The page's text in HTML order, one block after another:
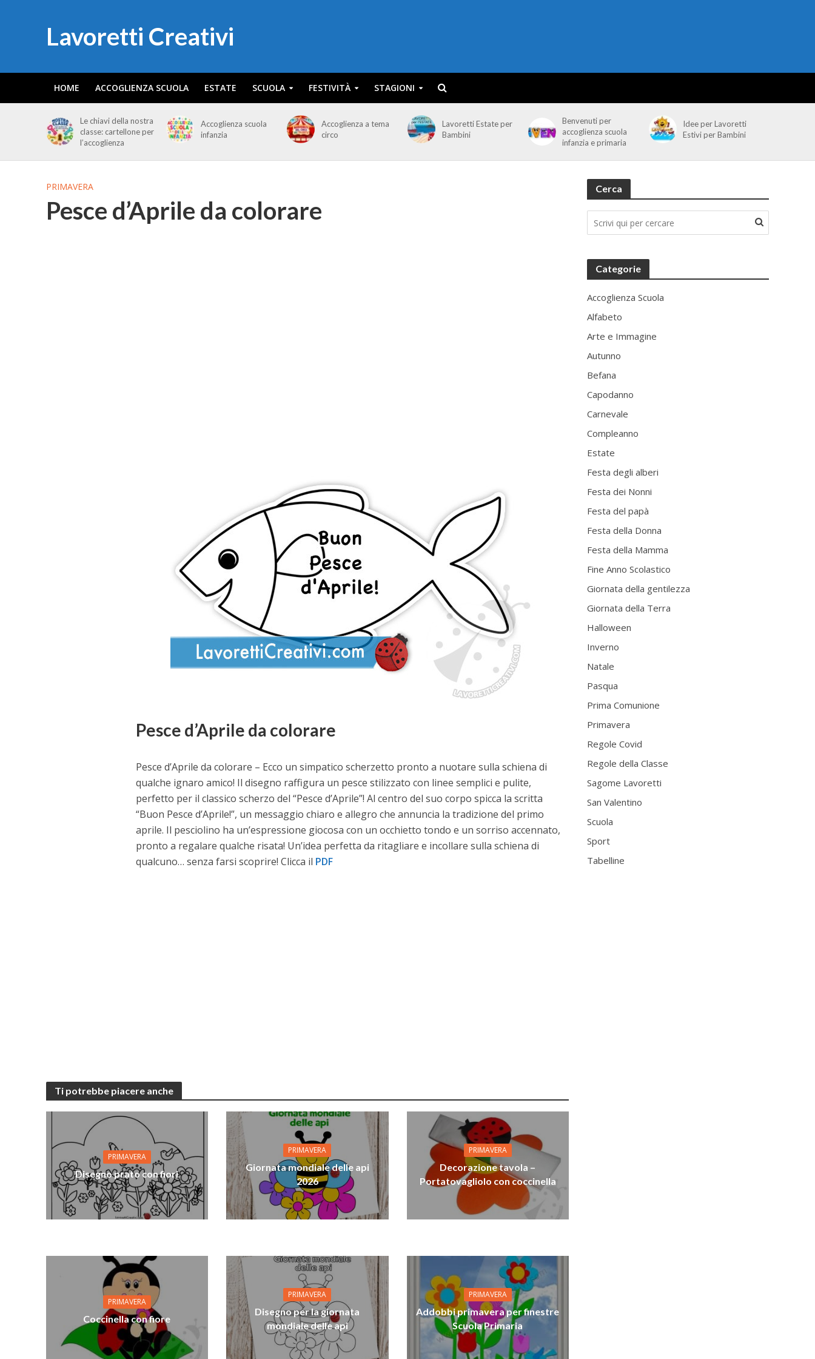
Lavoretti Creativi
HOME ACCOGLIENZA SCUOLA ESTATE SCUOLA FESTIVITÀ STAGIONI
Le chiavi della nostra
classe: cartellone per
l’accoglienza
Accoglienza scuola
infanzia
Accoglienza a tema
circo
Lavoretti Estate per
Bambini
Benvenuti per
accoglienza scuola
infanzia e primaria
Idee per Lavoretti
Estivi per Bambini
PRIMAVERA
Pesce d’Aprile da colorare
Pesce d’Aprile da colorare
Pesce d’Aprile da colorare – Ecco un simpatico scherzetto pronto a nuotare sulla schiena di
qualche ignaro amico! Il disegno raffigura un pesce stilizzato con linee semplici e pulite,
perfetto per il classico scherzo del “Pesce d’Aprile”! Al centro del suo corpo spicca la scritta
“Buon Pesce d’Aprile!”, un messaggio chiaro e allegro che annuncia la tradizione del primo
aprile. Il pesciolino ha un’espressione giocosa con un occhietto tondo e un sorriso accennato,
pronto a regalare qualche risata! Un’idea perfetta da ritagliare e incollare sulla schiena di
qualcuno… senza farsi scoprire! Clicca il PDF
Ti potrebbe piacere anche
PRIMAVERA
Disegno prato con fiori
PRIMAVERA
Giornata mondiale delle api
2026
PRIMAVERA
Decorazione tavola –
Portatovagliolo con coccinella
PRIMAVERA
Coccinella con fiore
PRIMAVERA
Disegno per la giornata
mondiale delle api
PRIMAVERA
Addobbi primavera per finestre
Scuola Primaria
Cerca
Categorie
Accoglienza Scuola
Alfabeto
Arte e Immagine
Autunno
Befana
Capodanno
Carnevale
Compleanno
Estate
Festa degli alberi
Festa dei Nonni
Festa del papà
Festa della Donna
Festa della Mamma
Fine Anno Scolastico
Giornata della gentilezza
Giornata della Terra
Halloween
Inverno
Natale
Pasqua
Prima Comunione
Primavera
Regole Covid
Regole della Classe
Sagome Lavoretti
San Valentino
Scuola
Sport
Tabelline